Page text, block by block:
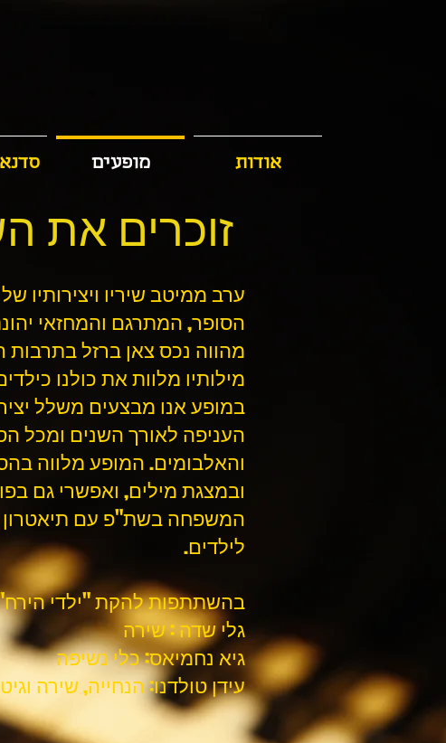
מופעים אודות
זוכרים את
ערב ממיטב שיריו ויצירותיו
הסופר, המתרגם והמחזאי
מהווה נכס צאן ברזל בתרבות
מילותיו מלוות את כולנו
במופע אנו מבצעים משלל
העניפה לאורך השנים ומכל
והאלבומים. המופע מלווה
ובמצגת מילים, ואפשרי גם
המשפחה בשת"פ עם תיאטרון
לילדים.
בהשתתפות להקת "ילדי
גלי שדה : שירה
גיא נחמיאס: כלי נשיפה
עידן טולדנו: הנחייה, שירה